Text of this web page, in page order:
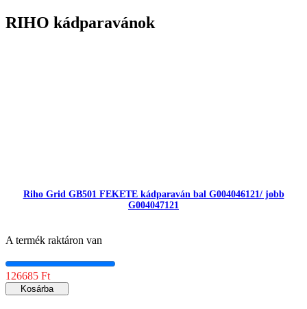
RIHO kádparavánok
Riho Grid GB501 FEKETE kádparaván bal G004046121/ jobb
G004047121
A termék raktáron van
126685 Ft
Kosárba